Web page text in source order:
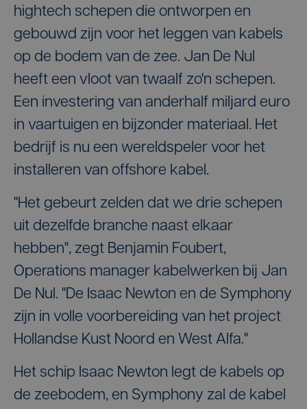
hightech schepen die ontworpen en
gebouwd zijn voor het leggen van kabels
op de bodem van de zee. Jan De Nul
heeft een vloot van twaalf zo'n schepen.
Een investering van anderhalf miljard euro
in vaartuigen en bijzonder materiaal. Het
bedrijf is nu een wereldspeler voor het
installeren van offshore kabel.
"Het gebeurt zelden dat we drie schepen
uit dezelfde branche naast elkaar
hebben", zegt Benjamin Foubert,
Operations manager kabelwerken bij Jan
De Nul. "De Isaac Newton en de Symphony
zijn in volle voorbereiding van het project
Hollandse Kust Noord en West Alfa."
Het schip Isaac Newton legt de kabels op
de zeebodem, en Symphony zal de kabel